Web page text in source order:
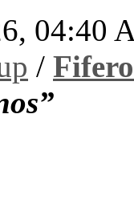
04:40
/